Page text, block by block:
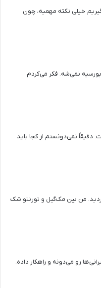
خیلی نکته مهمیه، چون
نمی‌شه. فکر می‌کردم
نمی‌دونستم از کجا باید
من بین مک‌گیل و تورنتو شک
رو می‌دونه و راهکار داده.